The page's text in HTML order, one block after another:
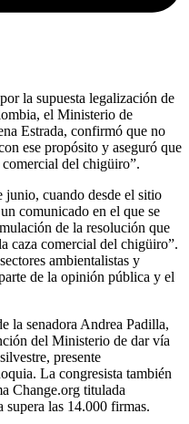
la supuesta legalización de
el Ministerio de
Estrada, confirmó que no
ese propósito y aseguró que
del chigüiro”.
junio, cuando desde el sitio
comunicado en el que se
de la resolución que
caza comercial del chigüiro”.
ambientalistas y
de la opinión pública y el
la senadora Andrea Padilla,
del Ministerio de dar vía
presente
La congresista también
Change.org titulada
las 14.000 firmas.